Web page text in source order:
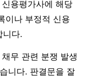
용평가사에 해당
이나 부정적 신용
니다.
무 관련 분쟁 발생
니다. 판결문을 잘